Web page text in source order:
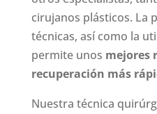
cirujanos plásticos. La
técnicas, así como la
permite unos mejores
recuperación más
Nuestra técnica